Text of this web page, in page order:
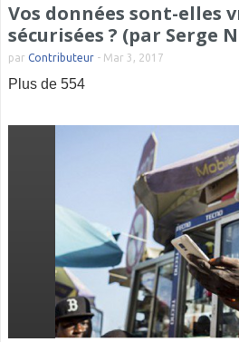
Vos données sont-elles
sécurisées ? (par Serge
par Contributeur - Mar 3, 2017
Plus de 554